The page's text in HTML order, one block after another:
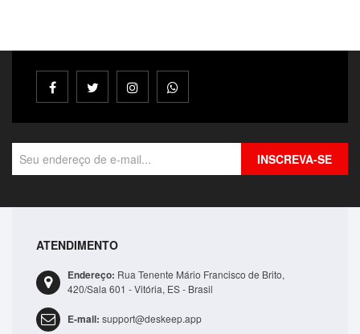
R$41,99
ADICIONAR
INSCREVA-SE
ATENDIMENTO
Endereço: Rua Tenente Mário Francisco de Brito,
420/Sala 601 - Vitória, ES - Brasil
E-mail: support@deskeep.app